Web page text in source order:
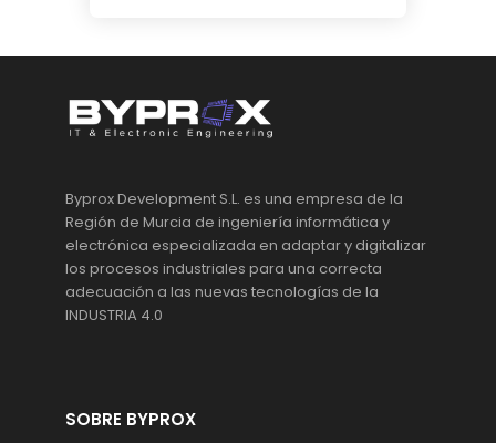
Byprox Development S.L. es una empresa de la
Región de Murcia de ingeniería informática y
electrónica especializada en adaptar y digitalizar
los procesos industriales para una correcta
adecuación a las nuevas tecnologías de la
INDUSTRIA 4.0
SOBRE BYPROX